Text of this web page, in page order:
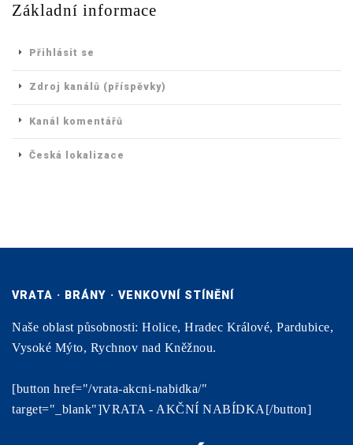
Základní informace
Přihlásit se
Zdroj kanálů (příspěvky)
Kanál komentářů
Česká lokalizace
VRATA · BRÁNY · VENKOVNÍ STÍNĚNÍ
Naše oblast působnosti: Holice, Hradec Králové, Pardubice,
Vysoké Mýto, Rychnov nad Kněžnou.
[button href="/vrata-akcni-nabidka/"
target="_blank"]VRATA - AKČNÍ NABÍDKA[/button]